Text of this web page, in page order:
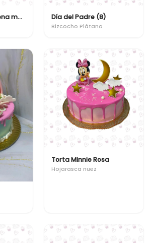
Borracha pero buena muchacha Día del Padre (8)
Bizcocho Plátano
Torta Minnie Rosa
Hojarasca nuez